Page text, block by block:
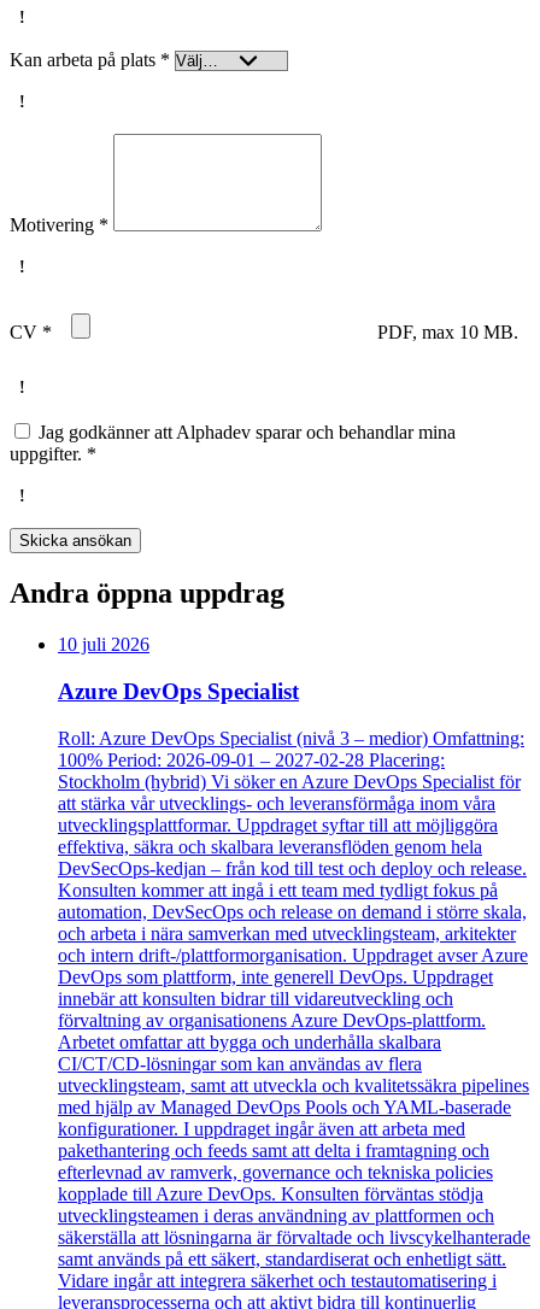
Kan arbeta på plats *
Motivering *
CV * PDF, max 10 MB.
Jag godkänner att Alphadev sparar och behandlar mina
uppgifter. *
Skicka ansökan
Andra öppna uppdrag
10 juli 2026
Azure DevOps Specialist
Roll: Azure DevOps Specialist (nivå 3 – medior) Omfattning:
100% Period: 2026-09-01 – 2027-02-28 Placering:
Stockholm (hybrid) Vi söker en Azure DevOps Specialist för
att stärka vår utvecklings- och leveransförmåga inom våra
utvecklingsplattformar. Uppdraget syftar till att möjliggöra
effektiva, säkra och skalbara leveransflöden genom hela
DevSecOps‑kedjan – från kod till test och deploy och release.
Konsulten kommer att ingå i ett team med tydligt fokus på
automation, DevSecOps och release on demand i större skala,
och arbeta i nära samverkan med utvecklingsteam, arkitekter
och intern drift-/plattformorganisation. Uppdraget avser Azure
DevOps som plattform, inte generell DevOps. Uppdraget
innebär att konsulten bidrar till vidareutveckling och
förvaltning av organisationens Azure DevOps‑plattform.
Arbetet omfattar att bygga och underhålla skalbara
CI/CT/CD‑lösningar som kan användas av flera
utvecklingsteam, samt att utveckla och kvalitetssäkra pipelines
med hjälp av Managed DevOps Pools och YAML‑baserade
konfigurationer. I uppdraget ingår även att arbeta med
pakethantering och feeds samt att delta i framtagning och
efterlevnad av ramverk, governance och tekniska policies
kopplade till Azure DevOps. Konsulten förväntas stödja
utvecklingsteamen i deras användning av plattformen och
säkerställa att lösningarna är förvaltade och livscykelhanterade
samt används på ett säkert, standardiserat och enhetligt sätt.
Vidare ingår att integrera säkerhet och testautomatisering i
leveransprocesserna och att aktivt bidra till kontinuerlig